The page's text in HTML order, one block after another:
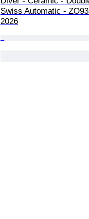
Swiss Automatic -
2026